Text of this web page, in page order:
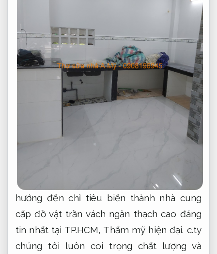
hướng đến chỉ tiêu biến thành nhà cung
cấp đồ vật trần vách ngăn thạch cao đáng
tin nhất tại TP.HCM, Thẩm mỹ hiện đại. c.ty
chúng tôi luôn coi trọng chất lượng và